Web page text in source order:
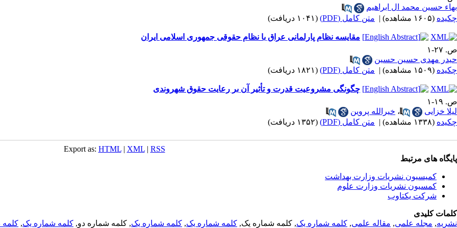
بهاء حسین محمد ال ابراهیم
چکیده (۱۶۰۵ مشاهده) | متن کامل (PDF) (۱۰۴۱ دریافت)
مقایسه نظام پارلمانی عراق با نظام حقوقی جمهوری اسلامی ایران
ص. ۲۷-۱
حیدر مهدی حسین حسین
چکیده (۱۵۰۹ مشاهده) | متن کامل (PDF) (۱۸۲۱ دریافت)
چگونگی مشروعیت قدرت و تأثیر آن بر رعایت حقوق شهروندی
ص. ۱۹-۱
لیلا خزایی
، خیرالله پروین
چکیده (۱۳۳۸ مشاهده) | متن کامل (PDF) (۱۳۵۲ دریافت)
Export as: HTML| XML| RSS
پایگاه های مرتبط
کمیسیون نشریات وزارت بهداشت
کمسیون نشریات وزارت علوم
شرکت یکتاوب
کلمات کلیدی
نشریه, مجله علمی, مقاله علمی, کلمه شماره یک, کلمه شماره یک, کلمه شماره یک, کلمه شماره یک, کلمه شماره دو, کلمه شماره یک, کلمه